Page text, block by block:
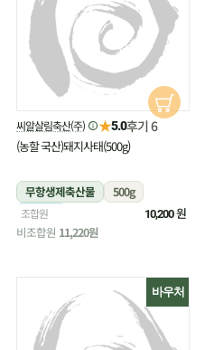
씨알살림축산(주) ★5.0후기 6
(농할 국산)돼지사태(500g)
무항생제축산물
500g
냉장
조합원 10,200원
비조합원 11,220원
바우처